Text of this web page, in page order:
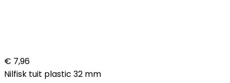
€ 7,96
Nilfisk tuit plastic 32 mm